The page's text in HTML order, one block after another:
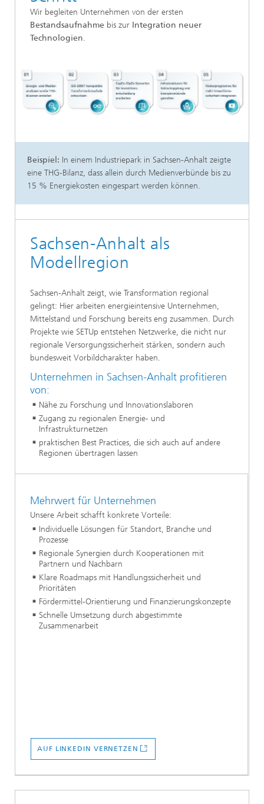
Wir begleiten Unternehmen von der ersten
Bestandsaufnahme bis zur Integration neuer
Technologien.
Beispiel: In einem Industriepark in Sachsen-Anhalt zeigte
eine THG-Bilanz, dass allein durch Medienverbünde bis zu
15 % Energiekosten eingespart werden können.
Sachsen-Anhalt als
Modellregion
Sachsen-Anhalt zeigt, wie Transformation regional
gelingt: Hier arbeiten energieintensive Unternehmen,
Mittelstand und Forschung bereits eng zusammen. Durch
Projekte wie SETUp entstehen Netzwerke, die nicht nur
regionale Versorgungssicherheit stärken, sondern auch
bundesweit Vorbildcharakter haben.
Unternehmen in Sachsen-Anhalt profitieren
von:
Nähe zu Forschung und Innovationslaboren
Zugang zu regionalen Energie- und
Infrastrukturnetzen
praktischen Best Practices, die sich auch auf andere
Regionen übertragen lassen
Mehrwert für Unternehmen
Unsere Arbeit schafft konkrete Vorteile:
Individuelle Lösungen für Standort, Branche und
Prozesse
Regionale Synergien durch Kooperationen mit
Partnern und Nachbarn
Klare Roadmaps mit Handlungssicherheit und
Prioritäten
Fördermittel-Orientierung und Finanzierungskonzepte
Schnelle Umsetzung durch abgestimmte
Zusammenarbeit
AUF LINKEDIN VERNETZEN